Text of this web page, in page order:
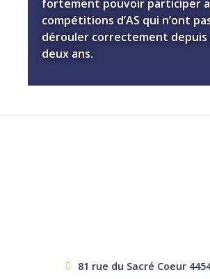
fortement pouvoir participer
compétitions d’AS qui n’ont
dérouler correctement depuis
deux ans.
81 rue du Sacré Coeur